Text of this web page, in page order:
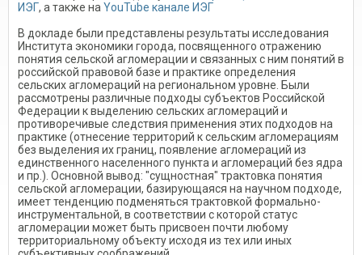
ИЭГ, а также на YouTube канале ИЭГ
В докладе были представлены результаты исследования
Института экономики города, посвященного отражению
понятия сельской агломерации и связанных с ним понятий в
российской правовой базе и практике определения
сельских агломераций на региональном уровне. Были
рассмотрены различные подходы субъектов Российской
Федерации к выделению сельских агломераций и
противоречивые следствия применения этих подходов на
практике (отнесение территорий к сельским агломерациям
без выделения их границ, появление агломераций из
единственного населенного пункта и агломераций без ядра
и пр.). Основной вывод: "сущностная" трактовка понятия
сельской агломерации, базирующаяся на научном подходе,
имеет тенденцию подменяться трактовкой формально-
инструментальной, в соответствии с которой статус
агломерации может быть присвоен почти любому
территориальному объекту исходя из тех или иных